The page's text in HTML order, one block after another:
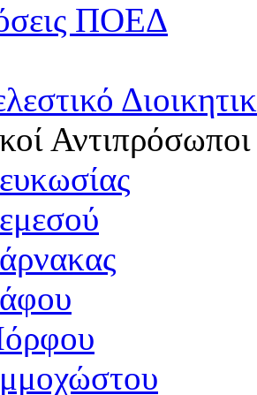
ΠΟΕΔ
Αντιπρόσωποι